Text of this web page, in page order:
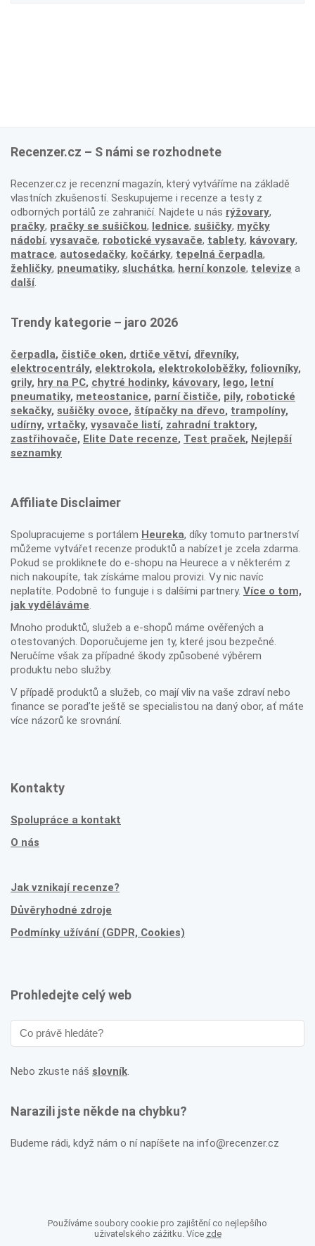
Recenzer.cz – S námi se rozhodnete
Recenzer.cz je recenzní magazín, který vytváříme na základě
vlastních zkušeností. Seskupujeme i recenze a testy z
odborných portálů ze zahraničí. Najdete u nás rýžovary,
pračky, pračky se sušičkou, lednice, sušičky, myčky
nádobí, vysavače, robotické vysavače, tablety, kávovary,
matrace, autosedačky, kočárky, tepelná čerpadla,
žehličky, pneumatiky, sluchátka, herní konzole, televize a
další.
Trendy kategorie – jaro 2026
čerpadla, čističe oken, drtiče větví, dřevníky,
elektrocentrály, elektrokola, elektrokoloběžky, foliovníky,
grily, hry na PC, chytré hodinky, kávovary, lego, letní
pneumatiky, meteostanice, parní čističe, pily, robotické
sekačky, sušičky ovoce, štípačky na dřevo, trampolíny,
udírny, vrtačky, vysavače listí, zahradní traktory,
zastřihovače, Elite Date recenze, Test praček, Nejlepší
seznamky
Affiliate Disclaimer
Spolupracujeme s portálem Heureka, díky tomuto partnerství
můžeme vytvářet recenze produktů a nabízet je zcela zdarma.
Pokud se prokliknete do e-shopu na Heurece a v některém z
nich nakoupíte, tak získáme malou provizi. Vy nic navíc
neplatíte. Podobně to funguje i s dalšími partnery. Více o tom,
jak vyděláváme.
Mnoho produktů, služeb a e-shopů máme ověřených a
otestovaných. Doporučujeme jen ty, které jsou bezpečné.
Neručíme však za případné škody způsobené výběrem
produktu nebo služby.
V případě produktů a služeb, co mají vliv na vaše zdraví nebo
finance se poraďte ještě se specialistou na daný obor, ať máte
více názorů ke srovnání.
Kontakty
Spolupráce a kontakt
O nás
Jak vznikají recenze?
Důvěryhodné zdroje
Podmínky užívání (GDPR, Cookies)
Prohledejte celý web
Nebo zkuste náš slovník.
Narazili jste někde na chybku?
Budeme rádi, když nám o ní napíšete na info@recenzer.cz
Používáme soubory cookie pro zajištění co nejlepšího
uživatelského zážitku. Více zde